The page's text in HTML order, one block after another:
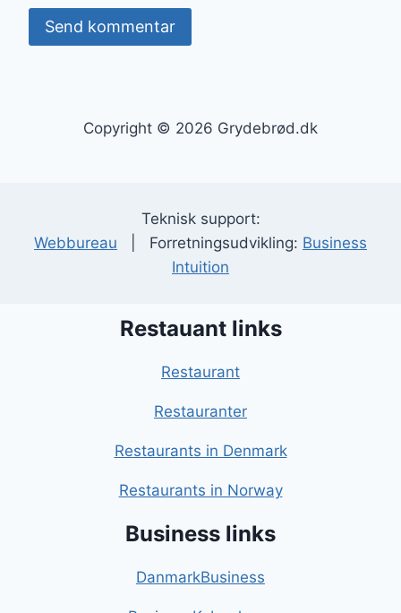
Copyright © 2026 Grydebrød.dk
Teknisk support:
Webbureau | Forretningsudvikling: Business
Intuition
Restauant links
Restaurant
Restauranter
Restaurants in Denmark
Restaurants in Norway
Business links
DanmarkBusiness